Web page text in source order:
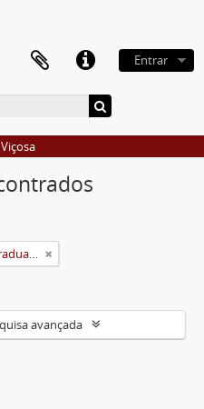
Entrar
Pró-Reitoria de Pesquisa e Pós-Graduação
avançada